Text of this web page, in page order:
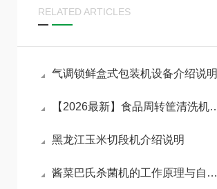
RELATED ARTICLES
气调锁鲜盒式包装机设备介绍说明
【2026最新】食品周转筐清洗机在食品加工行业的应用
黑龙江玉米切段机介绍说明
酱菜巴氏杀菌机的工作原理与自动化生产应用